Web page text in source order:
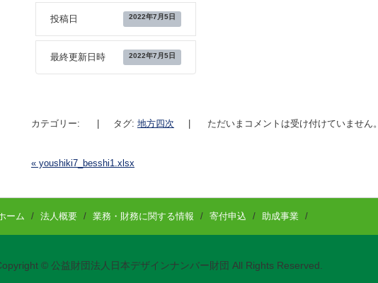
投稿日 2022年7月5日
最終更新日時 2022年7月5日
カテゴリー: | タグ: 地方四次 | ただいまコメントは受け付けていません。
« youshiki7_besshi1.xlsx
ーム / 法人概要 / 業務・財務に関する情報 / 寄付申込 / 助成事業 /
© 公益財団法人日本デザインナンバー財団 All Rights Reserved.